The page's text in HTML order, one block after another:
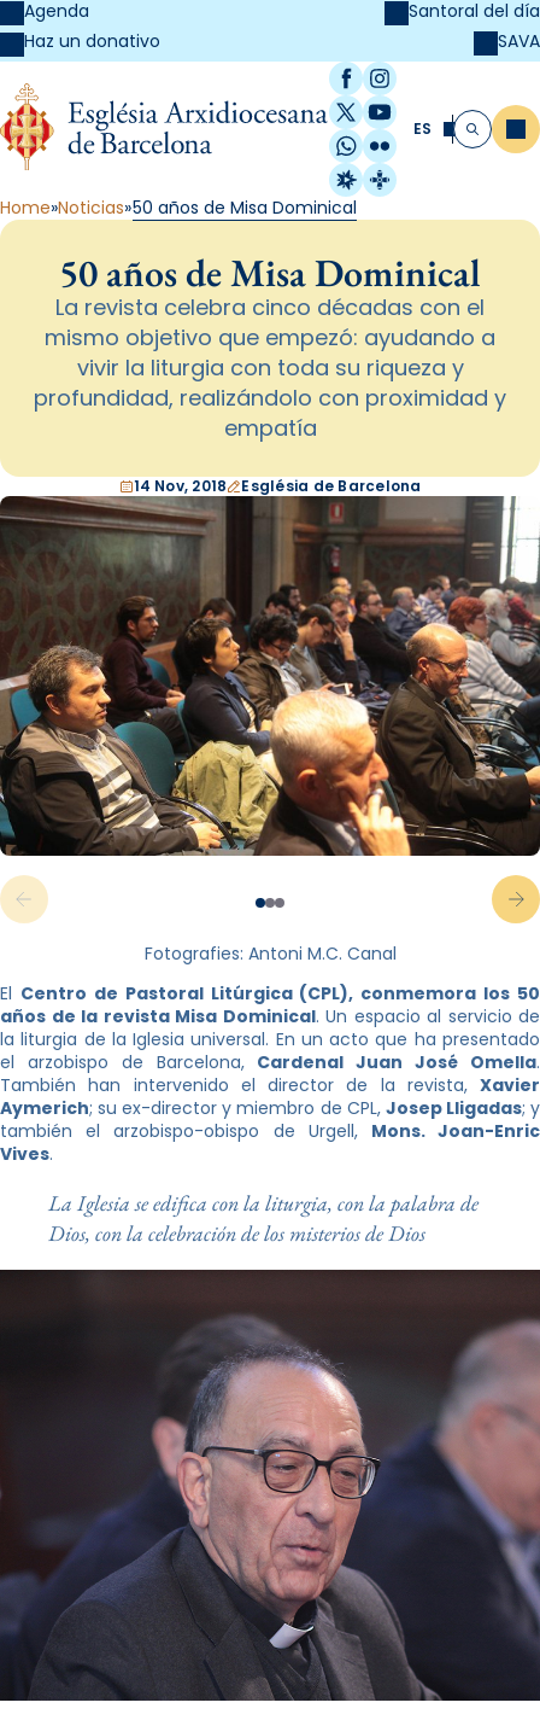
Agenda
Haz un donativo
Santoral del día
SAVA
Facebook
Instagram
X / Twitter
YouTube
WhatsApp
Flickr
Radio Estel
Catalunya
ES Buscar
Home Noticias 50 años de Misa Dominical
50 años de Misa Dominical
La revista celebra cinco décadas con el
mismo objetivo que empezó: ayudando a
vivir la liturgia con toda su riqueza y
profundidad, realizándolo con proximidad y
empatía
14 Nov, 2018 Església de Barcelona
Fotografies: Antoni M.C. Canal
El Centro de Pastoral Litúrgica (CPL), conmemora los 50
años de la revista Misa Dominical. Un espacio al servicio de
la liturgia de la Iglesia universal. En un acto que ha presentado
el arzobispo de Barcelona, Cardenal Juan José Omella.
También han intervenido el director de la revista, Xavier
Aymerich; su ex-director y miembro de CPL, Josep Lligadas; y
también el arzobispo-obispo de Urgell, Mons. Joan-Enric
Vives.
La Iglesia se edifica con la liturgia, con la palabra de
Dios, con la celebración de los misterios de Dios